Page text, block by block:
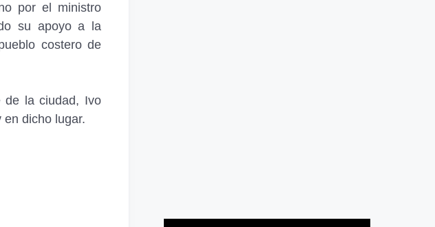
por el ministro
su apoyo a la
costero de
de la ciudad, Ivo
dicho lugar.